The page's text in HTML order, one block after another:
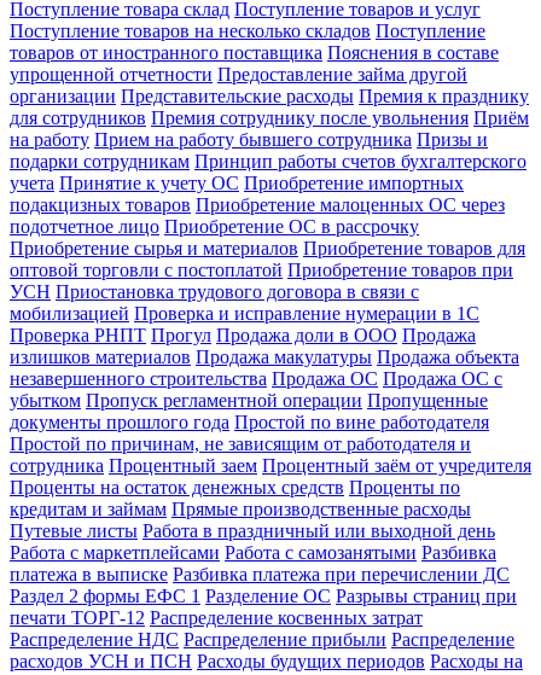
Поступление товара склад Поступление товаров и услуг
Поступление товаров на несколько складов Поступление
товаров от иностранного поставщика Пояснения в составе
упрощенной отчетности Предоставление займа другой
организации Представительские расходы Премия к празднику
для сотрудников Премия сотруднику после увольнения Приём
на работу Прием на работу бывшего сотрудника Призы и
подарки сотрудникам Принцип работы счетов бухгалтерского
учета Принятие к учету ОС Приобретение импортных
подакцизных товаров Приобретение малоценных ОС через
подотчетное лицо Приобретение ОС в рассрочку
Приобретение сырья и материалов Приобретение товаров для
оптовой торговли с постоплатой Приобретение товаров при
УСН Приостановка трудового договора в связи с
мобилизацией Проверка и исправление нумерации в 1С
Проверка РНПТ Прогул Продажа доли в ООО Продажа
излишков материалов Продажа макулатуры Продажа объекта
незавершенного строительства Продажа ОС Продажа ОС с
убытком Пропуск регламентной операции Пропущенные
документы прошлого года Простой по вине работодателя
Простой по причинам, не зависящим от работодателя и
сотрудника Процентный заем Процентный заём от учредителя
Проценты на остаток денежных средств Проценты по
кредитам и займам Прямые производственные расходы
Путевые листы Работа в праздничный или выходной день
Работа с маркетплейсами Работа с самозанятыми Разбивка
платежа в выписке Разбивка платежа при перечислении ДС
Раздел 2 формы ЕФС 1 Разделение ОС Разрывы страниц при
печати ТОРГ-12 Распределение косвенных затрат
Распределение НДС Распределение прибыли Распределение
расходов УСН и ПСН Расходы будущих периодов Расходы на